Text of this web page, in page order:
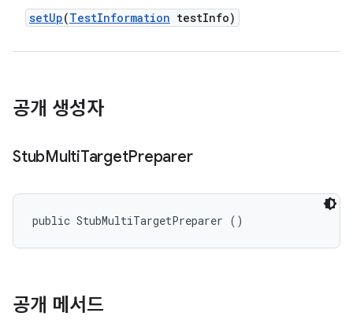
setUp(TestInformation testInfo)
공개 생성자
StubMultiTargetPreparer
public StubMultiTargetPreparer ()
공개 메서드